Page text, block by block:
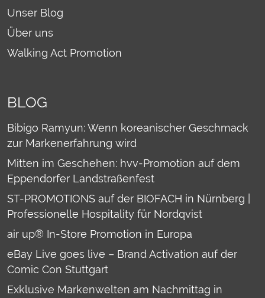
Unser Blog
Über uns
Walking Act Promotion
BLOG
Bibigo Ramyun: Wenn koreanischer Geschmack
zur Markenerfahrung wird
Mitten im Geschehen: hvv-Promotion auf dem
Eppendorfer Landstraßenfest
ST-PROMOTIONS auf der BIOFACH in Nürnberg |
Professionelle Hospitality für Nordqvist
air up® In-Store Promotion in Europa
eBay Live goes live – Brand Activation auf der
Comic Con Stuttgart
Exklusive Markenwelten am Nachmittag in